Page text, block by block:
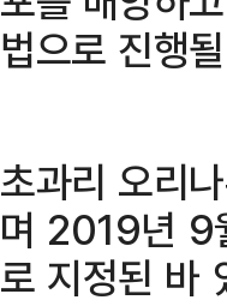
법으로 진행
초과리 오리
며 2019년 9
로 지정된 바